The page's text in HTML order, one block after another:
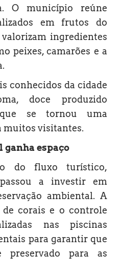
O município reúne
em frutos do
ingredientes
peixes, camarões e a
conhecidos da cidade
doce produzido
se tornou uma
muitos visitantes.
espaço
do fluxo turístico,
a investir em
ambiental. A
corais e o controle
nas piscinas
para garantir que
para as